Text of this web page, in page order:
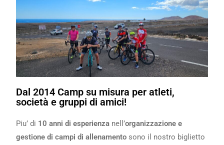
Dal 2014 Camp su misura per atleti,
società e gruppi di amici!
Piu’ di 10 anni di esperienza nell’organizzazione e
gestione di campi di allenamento sono il nostro biglietto